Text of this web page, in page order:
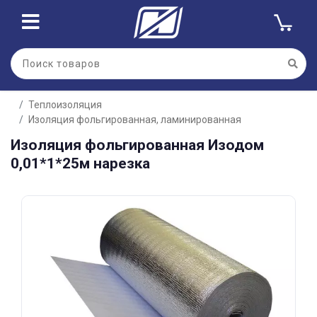
Теплоизоляция
Изоляция фольгированная, ламинированная
Изоляция фольгированная Изодом
0,01*1*25м нарезка
Для клиентов всех банков
Разбейте
оплатуна части
без переплат
График платежей
Сегодня